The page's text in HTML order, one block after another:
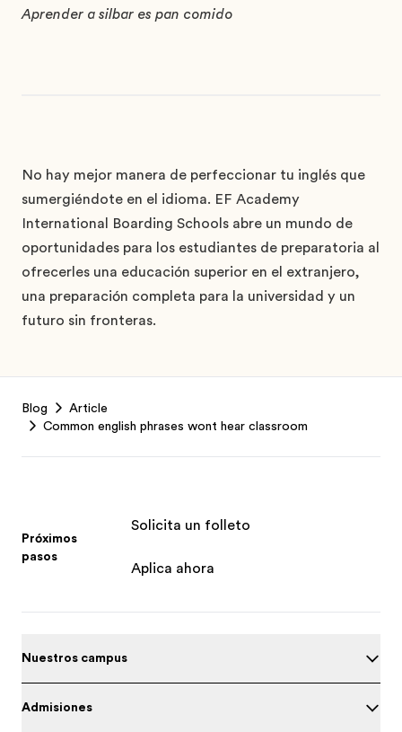
Aprender a silbar es pan comido
No hay mejor manera de perfeccionar tu inglés que
sumergiéndote en el idioma. EF Academy
International Boarding Schools abre un mundo de
oportunidades para los estudiantes de preparatoria al
ofrecerles una educación superior en el extranjero,
una preparación completa para la universidad y un
futuro sin fronteras.
Blog
Article
Common english phrases wont hear classroom
Próximos
pasos
Solicita un folleto
Aplica ahora
Nuestros campus
Admisiones